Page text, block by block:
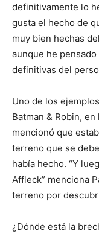
definitivamente lo
gusta el hecho de
muy bien hechas
aunque he
definitivas del
Uno de los
Batman & Robin,
mencionó que
terreno que se
había hecho. “Y
Affleck” menciona
terreno por
¿Dónde está la